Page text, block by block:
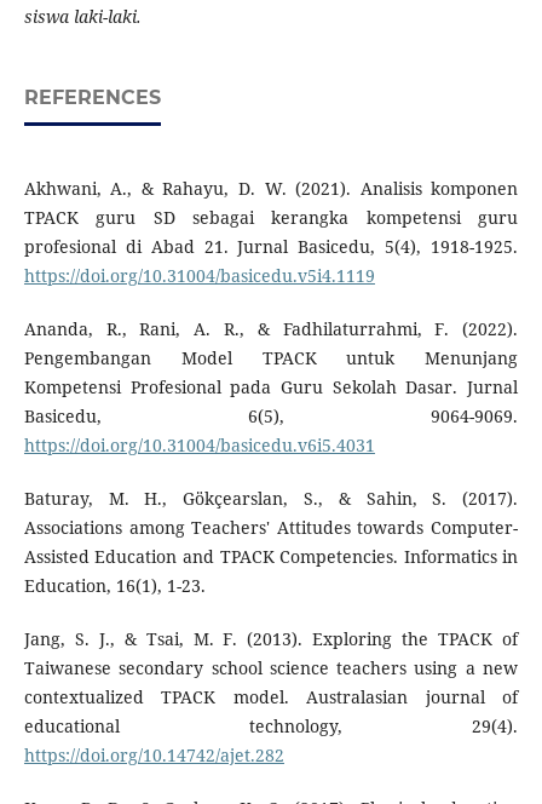
siswa laki-laki.
REFERENCES
Akhwani, A., & Rahayu, D. W. (2021). Analisis komponen
TPACK guru SD sebagai kerangka kompetensi guru
profesional di Abad 21. Jurnal Basicedu, 5(4), 1918-1925.
https://doi.org/10.31004/basicedu.v5i4.1119
Ananda, R., Rani, A. R., & Fadhilaturrahmi, F. (2022).
Pengembangan Model TPACK untuk Menunjang
Kompetensi Profesional pada Guru Sekolah Dasar. Jurnal
Basicedu, 6(5), 9064-9069.
https://doi.org/10.31004/basicedu.v6i5.4031
Baturay, M. H., Gökçearslan, S., & Sahin, S. (2017).
Associations among Teachers' Attitudes towards Computer-
Assisted Education and TPACK Competencies. Informatics in
Education, 16(1), 1-23.
Jang, S. J., & Tsai, M. F. (2013). Exploring the TPACK of
Taiwanese secondary school science teachers using a new
contextualized TPACK model. Australasian journal of
educational technology, 29(4).
https://doi.org/10.14742/ajet.282